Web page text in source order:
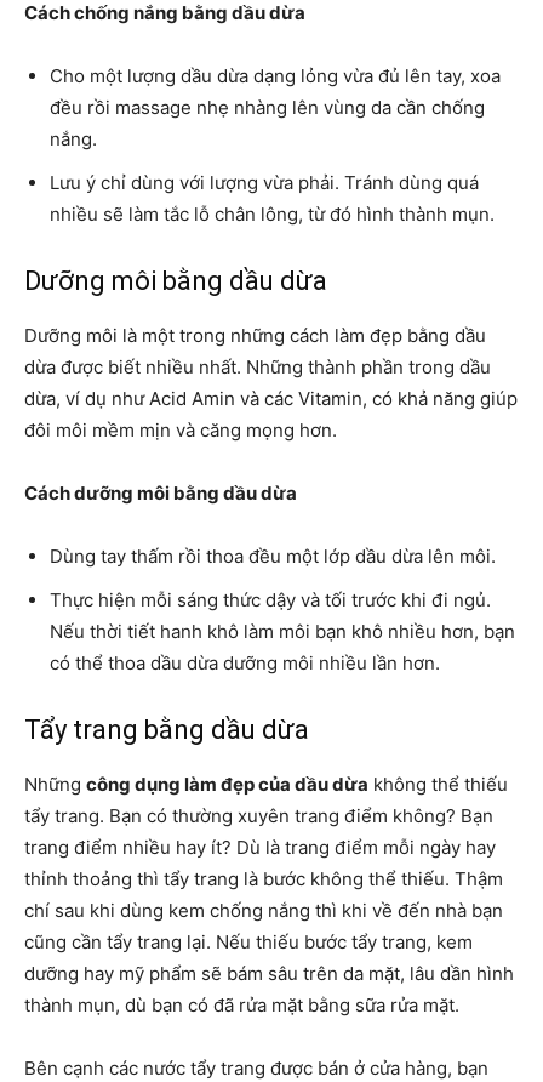
Cách chống nắng bằng dầu dừa
Cho một lượng dầu dừa dạng lỏng vừa đủ lên tay, xoa
đều rồi massage nhẹ nhàng lên vùng da cần chống
nắng.
Lưu ý chỉ dùng với lượng vừa phải. Tránh dùng quá
nhiều sẽ làm tắc lỗ chân lông, từ đó hình thành mụn.
Dưỡng môi bằng dầu dừa
Dưỡng môi là một trong những cách làm đẹp bằng dầu
dừa được biết nhiều nhất. Những thành phần trong dầu
dừa, ví dụ như Acid Amin và các Vitamin, có khả năng giúp
đôi môi mềm mịn và căng mọng hơn.
Cách dưỡng môi bằng dầu dừa
Dùng tay thấm rồi thoa đều một lớp dầu dừa lên môi.
Thực hiện mỗi sáng thức dậy và tối trước khi đi ngủ.
Nếu thời tiết hanh khô làm môi bạn khô nhiều hơn, bạn
có thể thoa dầu dừa dưỡng môi nhiều lần hơn.
Tẩy trang bằng dầu dừa
Những công dụng làm đẹp của dầu dừa không thể thiếu
tẩy trang. Bạn có thường xuyên trang điểm không? Bạn
trang điểm nhiều hay ít? Dù là trang điểm mỗi ngày hay
thỉnh thoảng thì tẩy trang là bước không thể thiếu. Thậm
chí sau khi dùng kem chống nắng thì khi về đến nhà bạn
cũng cần tẩy trang lại. Nếu thiếu bước tẩy trang, kem
dưỡng hay mỹ phẩm sẽ bám sâu trên da mặt, lâu dần hình
thành mụn, dù bạn có đã rửa mặt bằng sữa rửa mặt.
Bên cạnh các nước tẩy trang được bán ở cửa hàng, bạn